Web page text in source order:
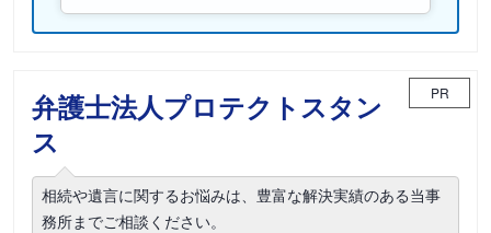
弁護士法人プロテクトスタン
ス
PR
相続や遺言に関するお悩みは、豊富な解決実績のある当事
務所までご相談ください。